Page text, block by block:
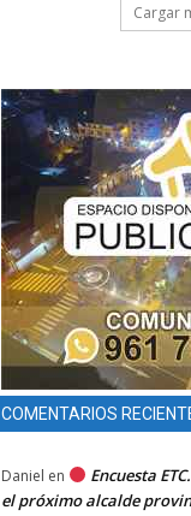
Cargar
COMENTARIOS
Daniel en
Encuesta
el próximo alcalde